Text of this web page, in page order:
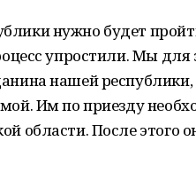
нужно будет
упростили. Мы
нашей республики,
Им по приезду
области. После этого